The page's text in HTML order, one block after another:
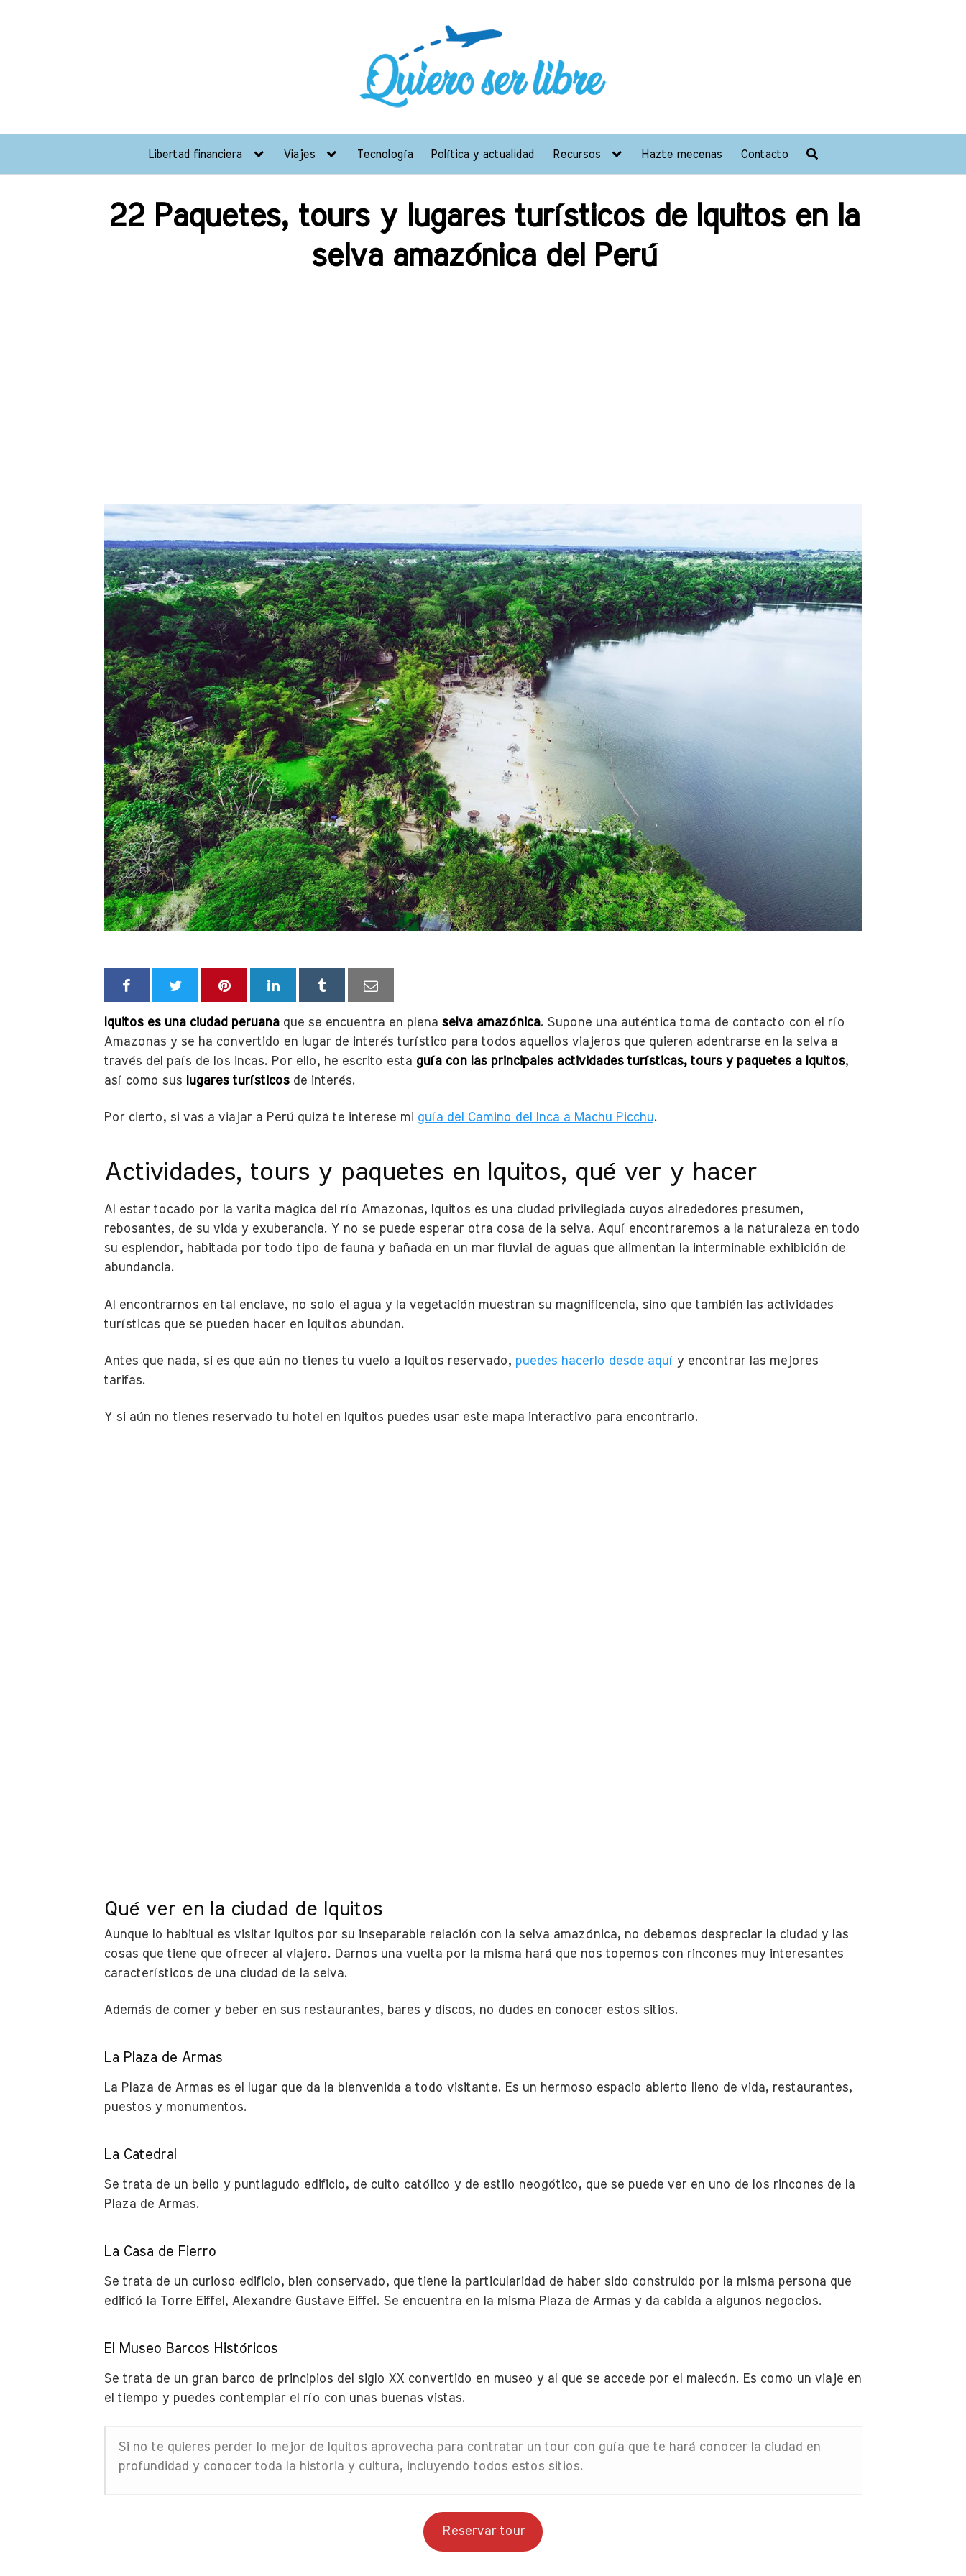
Libertad financiera Viajes Tecnología Política y actualidad Recursos Hazte mecenas Contacto
22 Paquetes, tours y lugares turísticos de Iquitos en la
selva amazónica del Perú
Iquitos es una ciudad peruanaque se encuentra en plena selva amazónica. Supone una auténtica toma de contacto con el río
Amazonas y se ha convertido en lugar de interés turístico para todos aquellos viajeros que quieren adentrarse en la selva a
través del país de los incas. Por ello, he escrito esta guía con las principales actividades turísticas, tours y paquetes a Iquitos,
así como sus
lugares turísticosde interés.
Por cierto, si vas a viajar a Perú quizá te interese mi guía del Camino del Inca a Machu Picchu.
Actividades, tours y paquetes en Iquitos, qué ver y hacer
Al estar tocado por la varita mágica del río Amazonas, Iquitos es una ciudad privilegiada cuyos alrededores presumen,
rebosantes, de su vida y exuberancia. Y no se puede esperar otra cosa de la selva. Aquí encontraremos a la naturaleza en todo
su esplendor, habitada por todo tipo de fauna y bañada en un mar fluvial de aguas que alimentan la interminable exhibición de
abundancia.
Al encontrarnos en tal enclave, no solo el agua y la vegetación muestran su magnificencia, sino que también las actividades
turísticas que se pueden hacer en Iquitos abundan.
Antes que nada, si es que aún no tienes tu vuelo a Iquitos reservado, puedes hacerlo desde aquí y encontrar las mejores
tarifas.
Y si aún no tienes reservado tu hotel en Iquitos puedes usar este mapa interactivo para encontrarlo.
Qué ver en la ciudad de Iquitos
Aunque lo habitual es visitar Iquitos por su inseparable relación con la selva amazónica, no debemos despreciar la ciudad y las
cosas que tiene que ofrecer al viajero. Darnos una vuelta por la misma hará que nos topemos con rincones muy interesantes
característicos de una ciudad de la selva.
Además de comer y beber en sus restaurantes, bares y discos, no dudes en conocer estos sitios.
La Plaza de Armas
La Plaza de Armas es el lugar que da la bienvenida a todo visitante. Es un hermoso espacio abierto lleno de vida, restaurantes,
puestos y monumentos.
La Catedral
Se trata de un bello y puntiagudo edificio, de culto católico y de estilo neogótico, que se puede ver en uno de los rincones de la
Plaza de Armas.
La Casa de Fierro
Se trata de un curioso edificio, bien conservado, que tiene la particularidad de haber sido construido por la misma persona que
edificó la Torre Eiffel, Alexandre Gustave Eiffel. Se encuentra en la misma Plaza de Armas y da cabida a algunos negocios.
El Museo Barcos Históricos
Se trata de un gran barco de principios del siglo XX convertido en museo y al que se accede por el malecón. Es como un viaje en
el tiempo y puedes contemplar el río con unas buenas vistas.
Si no te quieres perder lo mejor de Iquitos aprovecha para contratar un tour con guía que te hará conocer la ciudad en
profundidad y conocer toda la historia y cultura, incluyendo todos estos sitios.
Reservar tour